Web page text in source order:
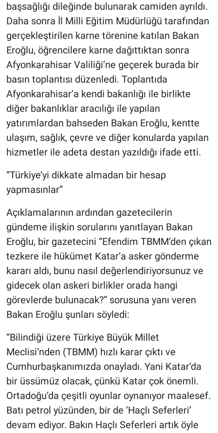
başsağlığı dileğinde bulunarak camiden ayrıldı.
Daha sonra İl Milli Eğitim Müdürlüğü tarafından
gerçekleştirilen karne törenine katılan Bakan
Eroğlu, öğrencilere karne dağıttıktan sonra
Afyonkarahisar Valiliği’ne geçerek burada bir
basın toplantısı düzenledi. Toplantıda
Afyonkarahisar’a kendi bakanlığı ile birlikte
diğer bakanlıklar aracılığı ile yapılan
yatırımlardan bahseden Bakan Eroğlu, kentte
ulaşım, sağlık, çevre ve diğer konularda yapılan
hizmetler ile adeta destan yazıldığı ifade etti.
“Türkiye’yi dikkate almadan bir hesap
yapmasınlar”
Açıklamalarının ardından gazetecilerin
gündeme ilişkin sorularını yanıtlayan Bakan
Eroğlu, bir gazetecini “Efendim TBMM’den çıkan
tezkere ile hükümet Katar’a asker gönderme
kararı aldı, bunu nasıl değerlendiriyorsunuz ve
gidecek olan askeri birlikler orada hangi
görevlerde bulunacak?” sorusuna yanı veren
Bakan Eroğlu şunları söyledi:
“Bilindiği üzere Türkiye Büyük Millet
Meclisi’nden (TBMM) hızlı karar çıktı ve
Cumhurbaşkanımızda onayladı. Yani Katar’da
bir üssümüz olacak, çünkü Katar çok önemli.
Ortadoğu’da çeşitli oyunlar oynanıyor maalesef.
Batı petrol yüzünden, bir de ‘Haçlı Seferleri’
devam ediyor. Bakın Haçlı Seferleri artık öyle